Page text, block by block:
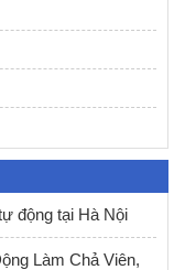
động tại Hà Nội
Làm Chả Viên,